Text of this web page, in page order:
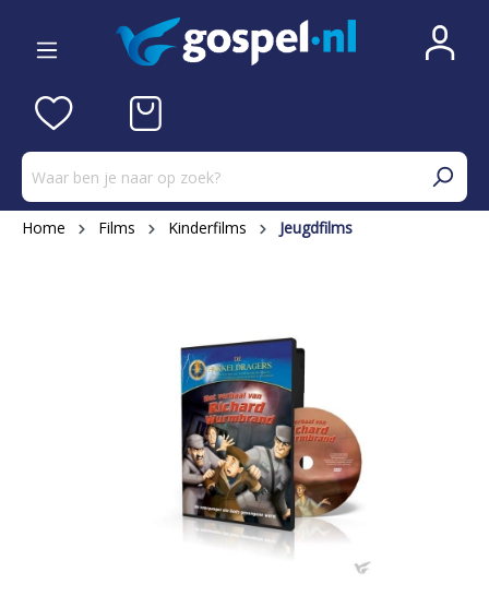
Home Films Kinderfilms Jeugdfilms